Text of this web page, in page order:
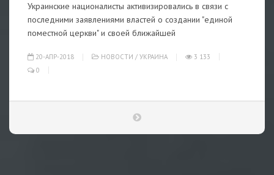
Украинские националисты активизировались в связи с
последними заявлениями властей о создании "единой
поместной церкви" и своей ближайшей
20-АПР-2018 НОВОСТИ / УКРАИНА
3 133
0